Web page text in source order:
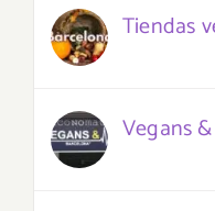
Tiendas
Vegans